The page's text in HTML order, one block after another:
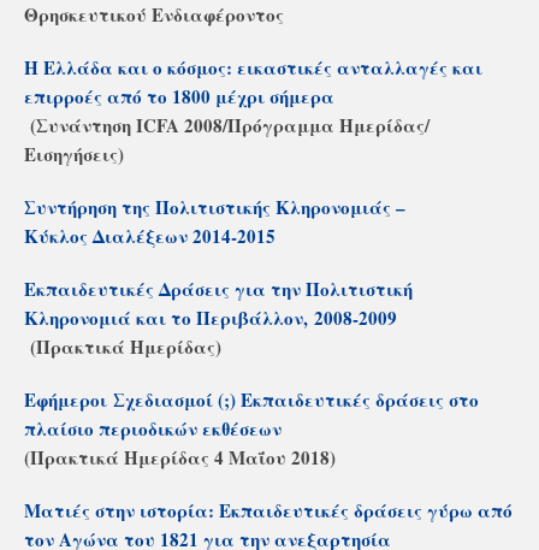
Θρησκευτικού Ενδιαφέροντος
Η Ελλάδα και ο κόσμος: εικαστικές ανταλλαγές και
επιρροές από το 1800 μέχρι σήμερα
(Συνάντηση ICFA 2008/Πρόγραμμα Ημερίδας/
Εισηγήσεις)
Συντήρηση της Πολιτιστικής Κληρονομιάς –
Κύκλος Διαλέξεων 2014‐2015
Εκπαιδευτικές Δράσεις για την Πολιτιστική
Κληρονομιά και το Περιβάλλον, 2008-2009
(Πρακτικά Ημερίδας)
Εφήμεροι Σχεδιασμοί (;) Εκπαιδευτικές δράσεις στο
πλαίσιο περιοδικών εκθέσεων
(Πρακτικά Ημερίδας 4 Μαΐου 2018)
Ματιές στην ιστορία: Εκπαιδευτικές δράσεις γύρω από
τον Αγώνα του 1821 για την ανεξαρτησία